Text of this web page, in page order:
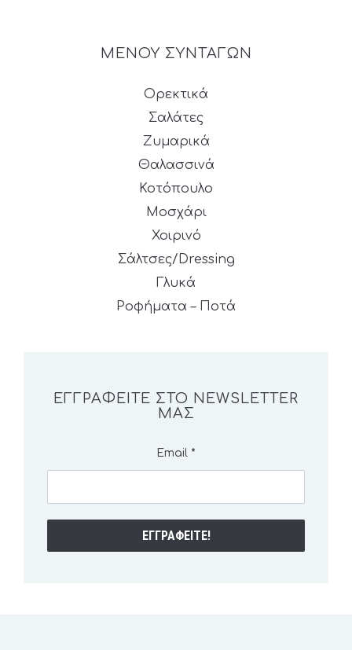
ΜΕΝΟΥ ΣΥΝΤΑΓΩΝ
Ορεκτικά
Σαλάτες
Ζυμαρικά
Θαλασσινά
Κοτόπουλο
Μοσχάρι
Χοιρινό
Σάλτσες/Dressing
Γλυκά
Ροφήματα – Ποτά
ΕΓΓΡΑΦΕΊΤΕ ΣΤΟ NEWSLETTER
ΜΑΣ
Email *